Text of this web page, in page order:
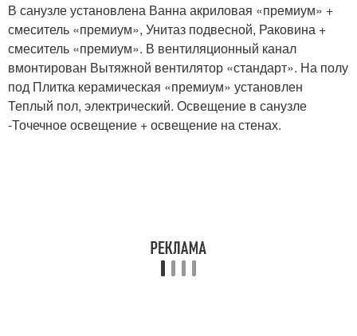
В санузле установлена Ванна акриловая «премиум» +
смеситель «премиум», Унитаз подвесной, Раковина +
смеситель «премиум». В вентиляционный канал
вмонтирован Вытяжной вентилятор «стандарт». На полу
под Плитка керамическая «премиум» установлен
Теплый пол, электрический. Освещение в санузле
-Точечное освещение + освещение на стенах.